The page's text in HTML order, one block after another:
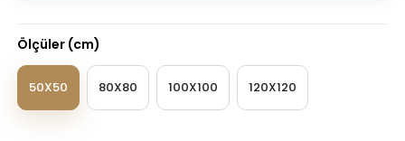
Ölçüler (cm)
50X50 80X80 100X100 120X120